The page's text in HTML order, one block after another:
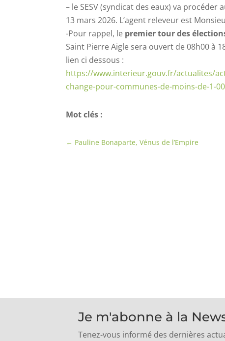
– le SESV (syndicat des eaux) va procéder
13 mars 2026. L’agent releveur est
-Pour rappel, le premier tour des
Saint Pierre Aigle sera ouvert de 08h00 à
lien ci dessous :
https://www.interieur.gouv.fr/actualites/
change-pour-communes-de-moins-de-1-
Mot clés :
← Pauline Bonaparte, Vénus de l’Empire
Je m'abonne à la
Tenez-vous informé des dernières